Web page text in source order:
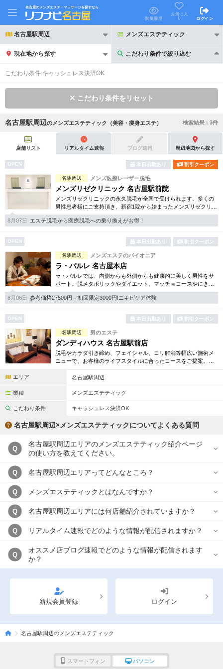
名古屋のメンズエステ・マッサージを探すなら
閲覧履歴
お気に入
り
ログイン
名古屋駅周辺 メンズエステティック
現在地から探す こだわり条件で絞り込む
こだわり条件で絞り込む
初回割引あり リピーター割引あり
団体割引 ポイントカード有
キャッシュレス決済OK 領収証発行可
団体様歓迎
完全個室 半個室あり
ペアルームあり シャワー室完備
フットバスあり 岩盤浴あり
専用駐車場あり 有資格者在籍
日本人スタッフのみ 女性スタッフのみ
スタッフ指名可 Ｗセラピスト
駅から徒歩5分以内
閉じる
こだわり条件:キャッシュレス決済OK
こだわり条件をリセット
名古屋駅周辺の メンズエステティック（美容・痩身エステ） 検索結果 : 3件
店舗リスト リアルタイム速報 ブログ速報 周辺地図から探す
OPEN 本日出勤あり 割引クーポン
名駅周辺 メンズ医療レーザー脱毛
メンズリゼクリニック 名古屋駅前院
メンズリゼクリニックの永久脱毛が全国で受けられます。多くの
男性患者様にご支持頂き、新宿1院から始まったメンズリゼクリニ
ックが、現在では提携院含め全国10院を展開するクリニックにな
りました。
8月07日 エステ脱毛から医療脱毛への乗り換えがお得！
OPEN 本日出勤あり 割引クーポン
名駅周辺 メンズエステのパイオニア
ラ・パルレ 名古屋本店
ラ・パルレでは、内側からも外側からも健康的に美しく男性をサ
ポート。脱メタボリックやダイエット、マッチョコースやにきび
内外コース、アロマトリートメント等多彩なメニューをご用意。
お得な体験コースも多数！
8月06日 参考価格27500円→初回限定3000円!ニキビケア体験
OPEN 本日出勤あり 割引クーポン
名駅周辺 男のエステ
ダンディハウス 名古屋駅前店
脱毛やカラダ引き締め、フェイシャル、コリ解消等幅広い施術メ
ニューで、お客様のライフスタイルに合ったコースをご提案。各
の効果を実感しています。
エリア 名古屋駅周辺
業種 メンズエステティック
こだわり条件 キャッシュレス決済OK
名古屋駅周辺×メンズエステティックについてよくある質問
Q
名古屋駅周辺エリアのメンズエステティック紹介ページ
の使い方を教えてください。
Q 名古屋駅周辺エリアってどんなところ？
Q メンズエステティックとはなんですか？
Q 名古屋駅周辺エリアには何店舗紹介されていますか？
Q リアルタイム速報でどのような情報が配信されますか？
Q
オススメ店ブログ速報でどのような情報が配信されます
か？
新規会員登録 ログイン
名古屋駅周辺のメンズエステティック
スマートフォン パソコン